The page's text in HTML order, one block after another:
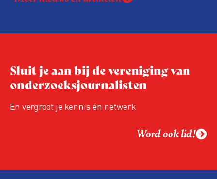
Sluit je aan bij de vereniging van
onderzoeksjournalisten
En vergroot je kennis én netwerk
Word ook lid!